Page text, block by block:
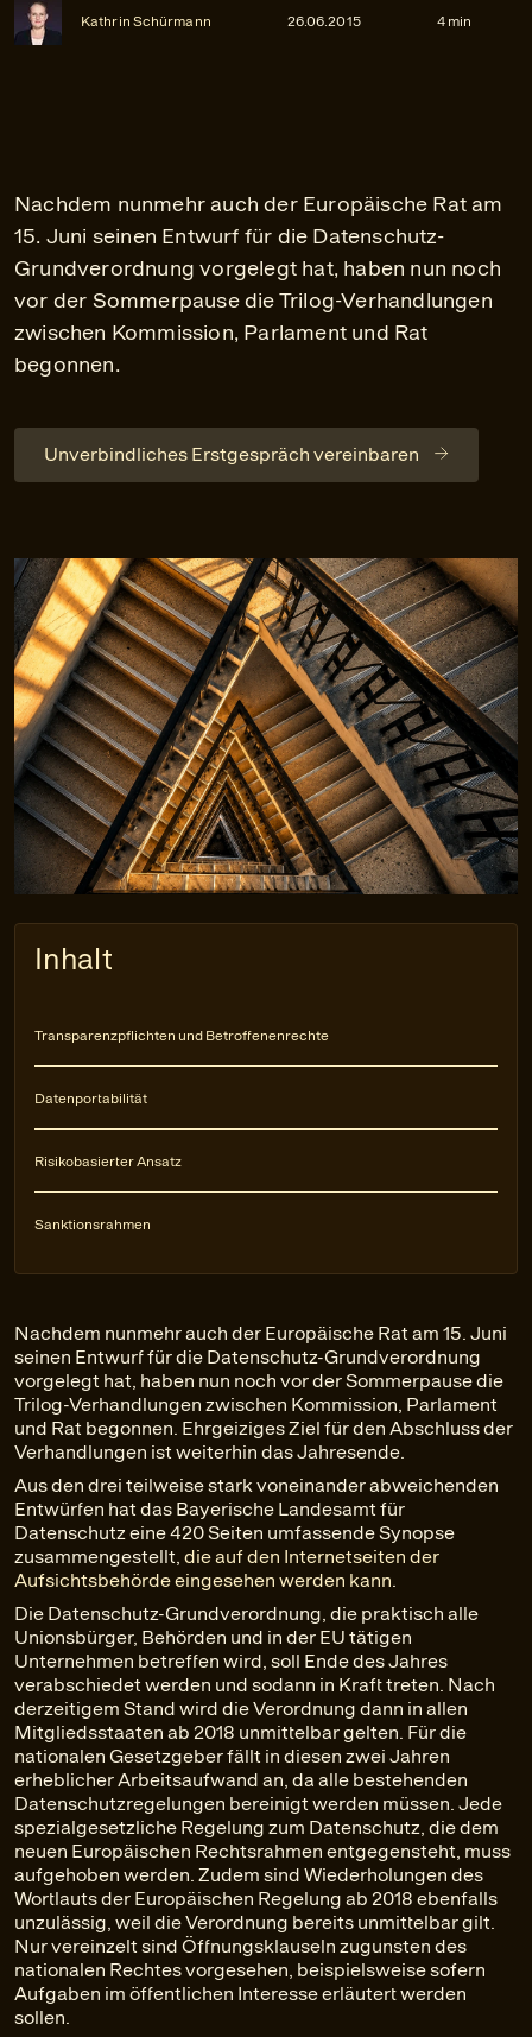
Kathrin Schürmann 26.06.2015 4 min
Nachdem nunmehr auch der Europäische Rat am
15. Juni seinen Entwurf für die Datenschutz-
Grundverordnung vorgelegt hat, haben nun noch
vor der Sommerpause die Trilog-Verhandlungen
zwischen Kommission, Parlament und Rat
begonnen.
Unverbindliches Erstgespräch vereinbaren
Inhalt
Transparenzpflichten und Betroffenenrechte
Datenportabilität
Risikobasierter Ansatz
Sanktionsrahmen
Nachdem nunmehr auch der Europäische Rat am 15. Juni
seinen Entwurf für die Datenschutz-Grundverordnung
vorgelegt hat, haben nun noch vor der Sommerpause die
Trilog-Verhandlungen zwischen Kommission, Parlament
und Rat begonnen. Ehrgeiziges Ziel für den Abschluss der
Verhandlungen ist weiterhin das Jahresende.
Aus den drei teilweise stark voneinander abweichenden
Entwürfen hat das Bayerische Landesamt für
Datenschutz eine 420 Seiten umfassende Synopse
zusammengestellt, die auf den Internetseiten der
Aufsichtsbehörde eingesehen werden kann
Die Datenschutz-Grundverordnung, die praktisch alle
Unionsbürger, Behörden und in der EU tätigen
Unternehmen betreffen wird, soll Ende des Jahres
verabschiedet werden und sodann in Kraft treten. Nach
derzeitigem Stand wird die Verordnung dann in allen
Mitgliedsstaaten ab 2018 unmittelbar gelten. Für die
nationalen Gesetzgeber fällt in diesen zwei Jahren
erheblicher Arbeitsaufwand an, da alle bestehenden
Datenschutzregelungen bereinigt werden müssen. Jede
spezialgesetzliche Regelung zum Datenschutz, die dem
neuen Europäischen Rechtsrahmen entgegensteht, muss
aufgehoben werden. Zudem sind Wiederholungen des
Wortlauts der Europäischen Regelung ab 2018 ebenfalls
unzulässig, weil die Verordnung bereits unmittelbar gilt.
Nur vereinzelt sind Öffnungsklauseln zugunsten des
nationalen Rechtes vorgesehen, beispielsweise sofern
Aufgaben im öffentlichen Interesse erläutert werden
sollen.